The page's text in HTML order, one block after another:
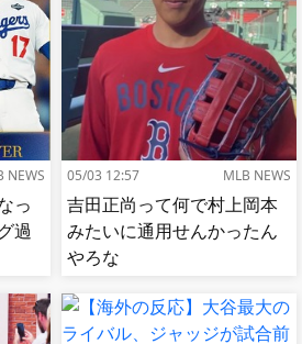
NEWS
っ
過
05/03 12:57 MLB NEWS
吉田正尚って何で村上岡本
みたいに通用せんかったん
やろな